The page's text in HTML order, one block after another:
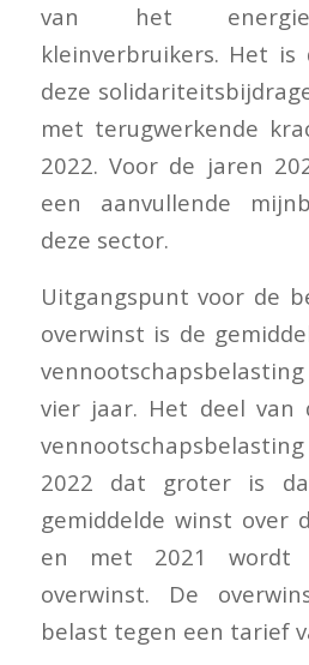
van het
kleinverbruikers. Het
deze
met terugwerkende
2022. Voor de jaren
een aanvullende
deze sector.
Uitgangspunt voor de
overwinst is de
vier jaar. Het deel van
2022 dat groter is
gemiddelde winst over
en met 2021 wordt
overwinst. De
belast tegen een tarief